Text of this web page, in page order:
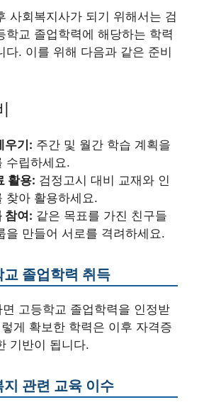
사회복지사가 되기 위해서는 검
학교 졸업학력에 해당하는 학력
다. 이를 위해 다음과 같은 준비
우기: 주간 및 월간 학습 계획을
수립하세요.
활용: 검정고시 대비 교재와 인
찾아 활용하세요.
참여: 같은 목표를 가진 친구들
을 만들어 서로를 격려하세요.
졸업학력 취득
고등학교 졸업학력을 인정받
게 확보한 학력은 이후 자격증
기반이 됩니다.
관련 교육 이수